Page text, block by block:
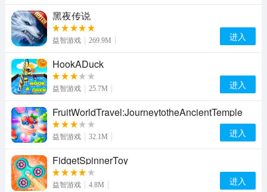
黑夜传说
益智游戏 269.9M 进入
HookADuck
益智游戏 25.7M 进入
FruitWorldTravel:JourneytotheAncientTemple
益智游戏 32.1M 进入
FidgetSpinnerToy
益智游戏 4.8M 进入